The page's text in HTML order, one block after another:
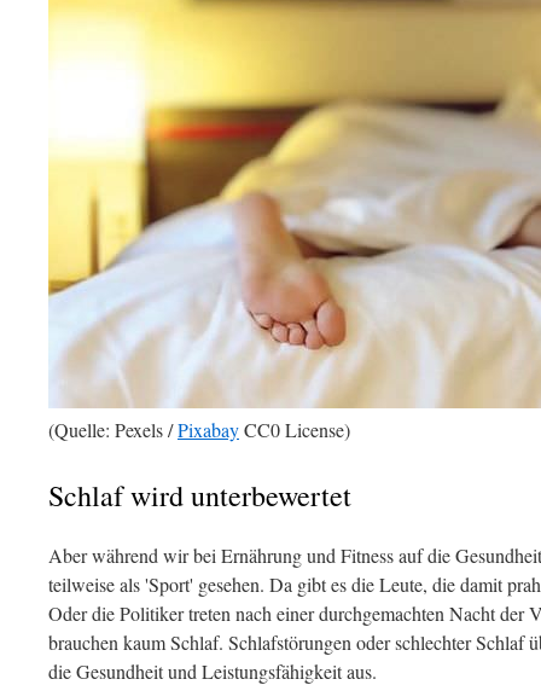
(Quelle: Pexels /PixabayCC0 License)
Schlaf wird unterbewertet
Aber während wir bei Ernährung und Fitness auf die
teilweise als 'Sport' gesehen. Da gibt es die Leute, die damit
Oder die Politiker treten nach einer durchgemachten Nacht der
brauchen kaum Schlaf. Schlafstörungen oder schlechter Schlaf
die Gesundheit und Leistungsfähigkeit aus.